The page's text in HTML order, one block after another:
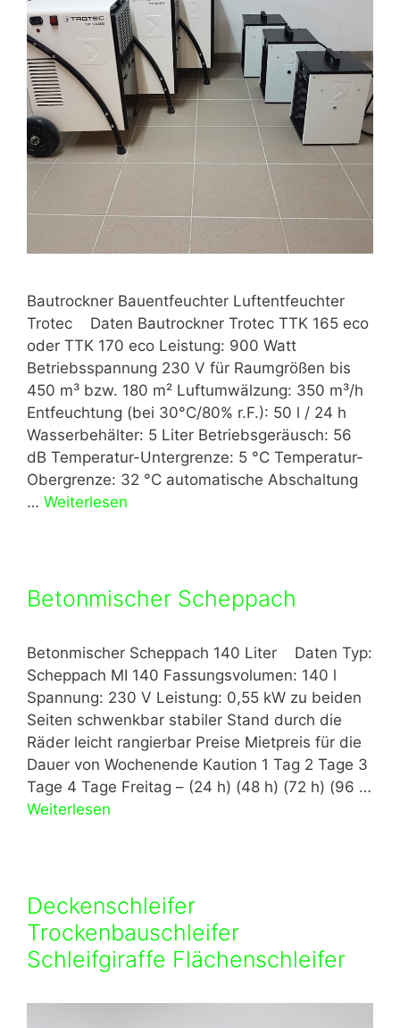
Bautrockner Bauentfeuchter Luftentfeuchter
Trotec Daten Bautrockner Trotec TTK 165 eco
oder TTK 170 eco Leistung: 900 Watt
Betriebsspannung 230 V für Raumgrößen bis
450 m³ bzw. 180 m² Luftumwälzung: 350 m³/h
Entfeuchtung (bei 30°C/80% r.F.): 50 l / 24 h
Wasserbehälter: 5 Liter Betriebsgeräusch: 56
dB Temperatur-Untergrenze: 5 °C Temperatur-
Obergrenze: 32 °C automatische Abschaltung
… Weiterlesen
Betonmischer Scheppach
Betonmischer Scheppach 140 Liter Daten Typ:
Scheppach MI 140 Fassungsvolumen: 140 l
Spannung: 230 V Leistung: 0,55 kW zu beiden
Seiten schwenkbar stabiler Stand durch die
Räder leicht rangierbar Preise Mietpreis für die
Dauer von Wochenende Kaution 1 Tag 2 Tage 3
Tage 4 Tage Freitag – (24 h) (48 h) (72 h) (96 …
Weiterlesen
Deckenschleifer
Trockenbauschleifer
Schleifgiraffe Flächenschleifer